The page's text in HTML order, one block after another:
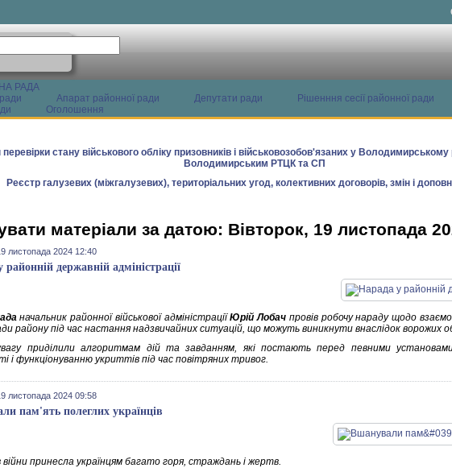
РАДА
Апарат районної ради Депутати ради Рішенння сесії районної ради
Оголошення
стану військового обліку призовників і військовозобов'язаних у Володимирському
Володимирським РТЦК та СП
Реєстр галузевих (міжгалузевих), територіальних угод, колективних договорів, змін і
матеріали за датою: Вівторок, 19 листопада
листопада 2024 12:40
державній адміністрації
начальник районної військової адміністраціїЮрій Лобач провів робочу нараду щодо
району під час настання надзвичайних ситуацій, що можуть виникнути внаслідок ворожих
приділили алгоритмам дій та завданням, які постають перед певними
і функціонуванню укриттів під час повітряних тривог.
листопада 2024 09:58
пам'ять полеглих українців
війни принесла українцям багато горя, страждань і жертв.